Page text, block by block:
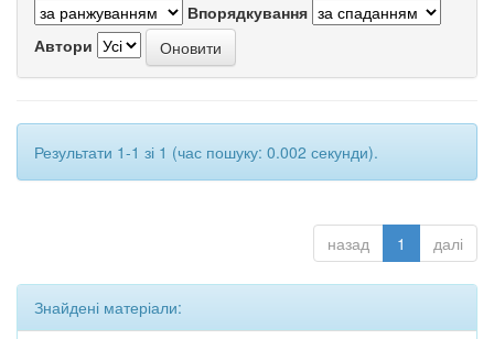
Впорядкування
Автори
Результати 1-1 зі 1 (час пошуку: 0.002 секунди).
назад 1 далі
Знайдені матеріали: